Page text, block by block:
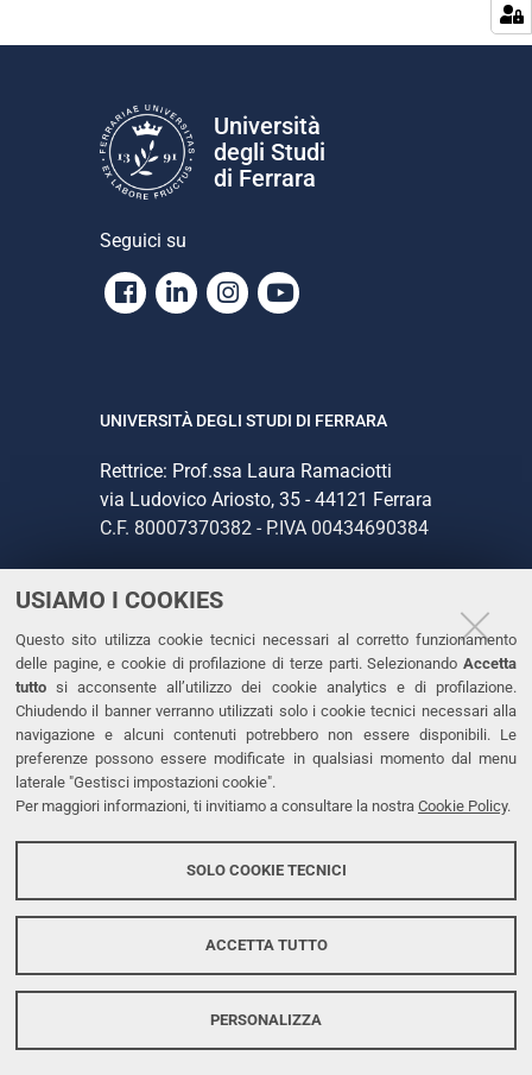
USIAMO I COOKIES
Questo sito utilizza cookie tecnici necessari al corretto funzionamento
delle pagine, e cookie di profilazione di terze parti. Selezionando Accetta
tutto si acconsente all’utilizzo dei cookie analytics e di profilazione.
Chiudendo il banner verranno utilizzati solo i cookie tecnici necessari alla
navigazione e alcuni contenuti potrebbero non essere disponibili. Le
preferenze possono essere modificate in qualsiasi momento dal menu
laterale "Gestisci impostazioni cookie".
Per maggiori informazioni, ti invitiamo a consultare la nostra Cookie Policy.
SOLO COOKIE TECNICI
ACCETTA TUTTO
PERSONALIZZA
Università
degli Studi
di Ferrara
Seguici su
Facebook
LinkedinInstagram
Youtube
UNIVERSITÀ DEGLI STUDI DI FERRARA
Rettrice: Prof.ssa Laura Ramaciotti
via Ludovico Ariosto, 35 - 44121 Ferrara
C.F. 80007370382 - P.IVA 00434690384
CONTATTI
Tel. +39 0532 293111
Fax. +39 0532 293031
PEC
LINKS
Dichiarazione di accessibilità
Protezione dati personali